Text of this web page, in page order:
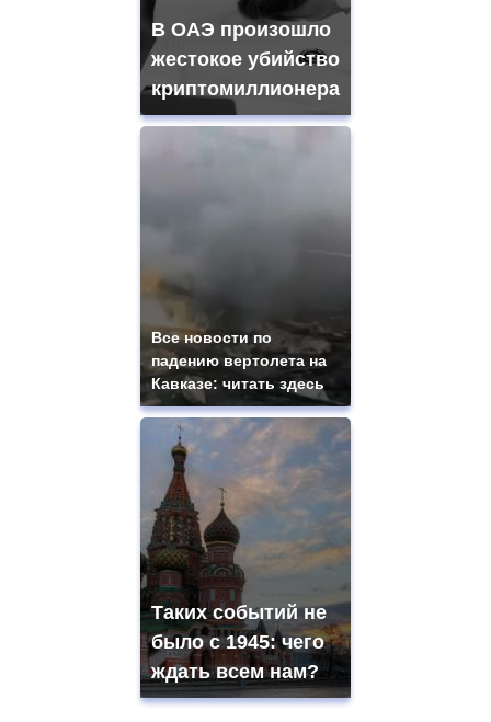
В ОАЭ произошло
жестокое убийство
криптомиллионера
Все новости по
падению вертолета на
Кавказе: читать здесь
Таких событий не
было с 1945: чего
ждать всем нам?